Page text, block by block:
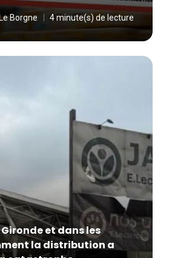
Borgne 4 minute(s) de lecture
et dans les
la distribution a